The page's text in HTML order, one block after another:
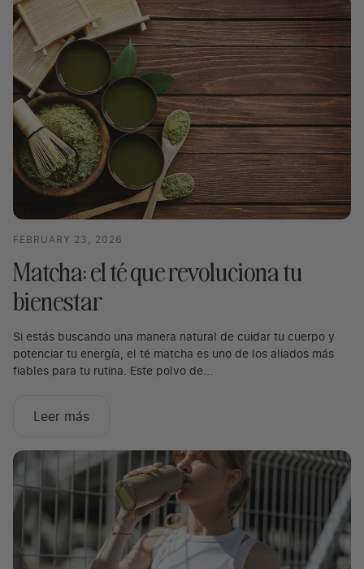
FEBRUARY 23, 2026
Matcha: el té que revoluciona tu
bienestar
Si estás buscando una manera natural de cuidar tu cuerpo y
potenciar tu energía, el té matcha es uno de los aliados más
fiables para tu rutina. Este polvo de...
Leer más